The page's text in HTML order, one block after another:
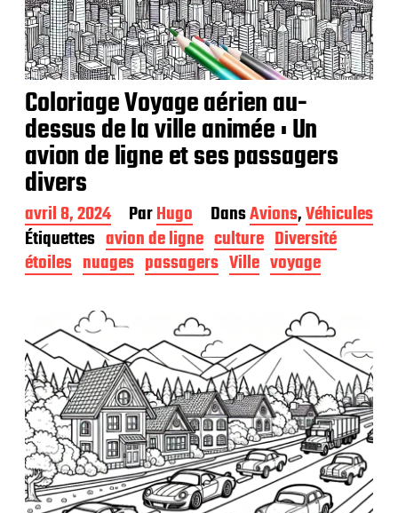
Coloriage Voyage aérien au-
dessus de la ville animée : Un
avion de ligne et ses passagers
divers
D
a
t
e
u
b
l
i
c
a
t
i
o
n
avril 8, 2024 ParHugo DansAvions,Véhicules
Étiquettes avion de ligne culture Diversité
étoiles nuages passagers Ville voyage